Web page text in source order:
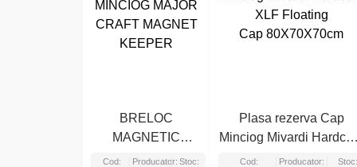
BRELOC
MAGNETIC
MINCIOG MAJOR
Cod: Producator: Stoc:
Plasa rezerva Cap
Minciog Mivardi
XLF Floating
Cod: Producator: